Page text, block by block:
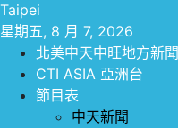
Taipei
星期五, 8 月 7, 2026
北美中天中旺地方新聞
CTI ASIA 亞洲台
節目表
中天新聞